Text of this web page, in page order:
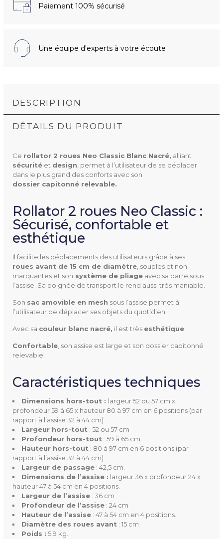
Paiement 100% sécurisé
Une équipe d'experts à votre écoute
DESCRIPTION
DÉTAILS DU PRODUIT
Ce rollator 2 roues Neo Classic Blanc Nacré, alliant
sécuritéet design , permet à l’utilisateur de se déplacer
dans le plus grand des conforts avec son
dossier capitonné relevable.
Rollator 2 roues Neo Classic :
Sécurisé, confortable et
esthétique
Il facilite les déplacements des utilisateurs grâce à ses
roues avant de 15 cm de diamètre, souples et non
marquantes et son système de pliageavec sa barre sous
l’assise. Sa poignée de transport le rend aussi très maniable.
Son sac amovible en mesh sous l’assise permet à
l’utilisateur de déplacer ses objets du quotidien.
Avec sa couleur blanc nacré, il est très esthétique.
Confortable, son assise est large et son dossier capitonné
relevable.
Caractéristiques techniques
Dimensions hors-tout : largeur 52 ou 57 cm x
profondeur 59 à 65 x hauteur 80 à 97 cm en 6 positions (par
rapport à l’assise 32 à 44 cm)
Largeur hors-tout : 52 ou 57 cm
Profondeur hors-tout : 59 à 65 cm
Hauteur hors-tout : 80 à 97 cm en 6 positions (par
rapport à l’assise 32 à 44 cm)
Largeur de passage: 42,5 cm.
Dimensions de l’assise : largeur 36 x profondeur 24 x
hauteur 47 à 54 cm en 4 positions.
Largeur de l’assise: 36 cm
Profondeur de l’assise: 24 cm
Hauteur de l’assise: 47 à 54 cm en 4 positions.
Diamètre des roues avant : 15 cm
Poids : 5,9 kg.
Référence 826019.BLANC
Dimensions
de l’assise : largeur 36 x prof
ondeur 24 x hauteur 47 à 5
hors-tout : largeur 52 ou 57
itions (par rapport à l’assise
Largeur
de passage : 42,5 cm
hors-tout : 52 ou 57 cm
Hauteur
positions (par rapport à l’as
sise 32 à 44 cm)
Profondeur hors-tout : 59 à 65 cm
Largeur De L'assise
Hauteur De L'assise 47 à 54 cm en 4 positions.